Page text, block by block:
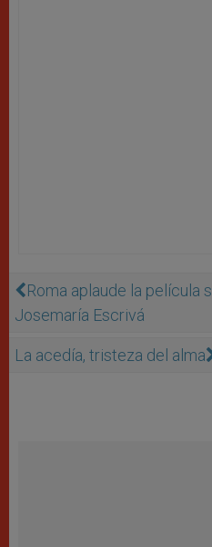
Roma aplaude la película
Josemaría Escrivá
La acedía, tristeza del alma